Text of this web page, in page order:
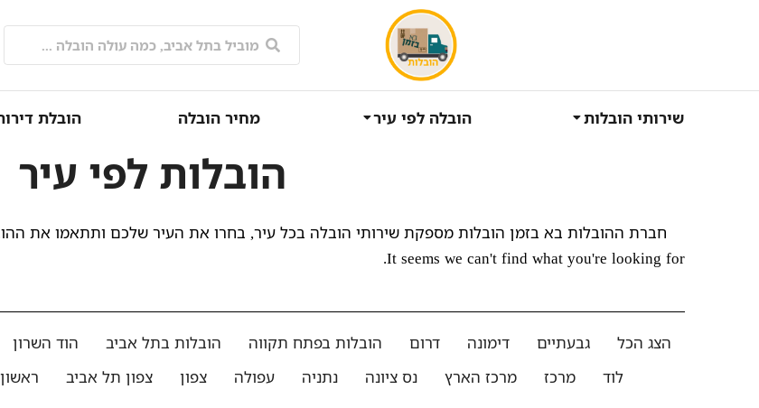
שירותי הובלות הובלה לפי עיר מחיר הובלה הובלת
הובלות לפי עיר
חברת ההובלות בא בזמן הובלות מספקת שירותי הובלה בכל עיר, בחרו את העיר שלכם ותתאמו את
It seems we can't find what you're looking for.
הצג הכל גבעתיים דימונה דרום הובלות בפתח תקווה הובלות בתל אביב הוד השרון
לוד
מרכז מרכז הארץ נס ציונה נתניה עפולה צפון צפון תל אביב